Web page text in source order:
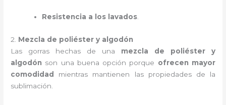
Resistencia a los lavados.
2. Mezcla de poliéster y algodón
Las gorras hechas de una mezcla de poliéster y
algodón son una buena opción porque ofrecen mayor
comodidad
mientras mantienen las propiedades de la
sublimación.